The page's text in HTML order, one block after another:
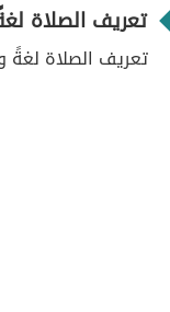
تعريف الصلاة
تعريف الصلاة